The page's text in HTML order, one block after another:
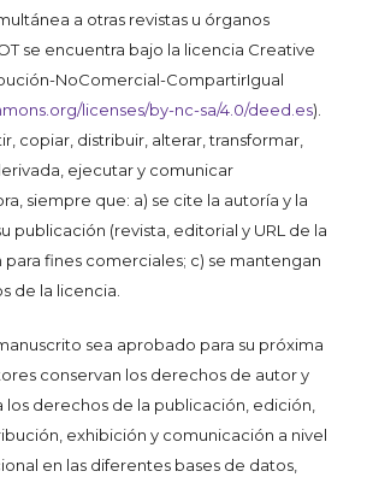
a otras revistas u órganos
se encuentra bajo la licencia Creative
NoComercial-CompartirIgual
licenses/by-nc-sa/4.0/deed.es).
copiar, distribuir, alterar, transformar,
ejecutar y comunicar
siempre que: a) se cite la autoría y la
publicación (revista, editorial y URL de la
para fines comerciales; c) se mantengan
de la licencia.
sea aprobado para su próxima
conservan los derechos de autor y
los derechos de la publicación, edición,
exhibición y comunicación a nivel
en las diferentes bases de datos,